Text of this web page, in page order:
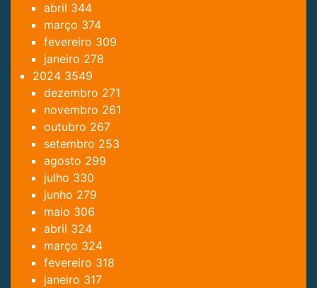
abril 344
março 374
fevereiro 309
janeiro 278
2024 3549
dezembro 271
novembro 261
outubro 267
setembro 253
agosto 299
julho 330
junho 279
maio 306
abril 324
março 324
fevereiro 318
janeiro 317